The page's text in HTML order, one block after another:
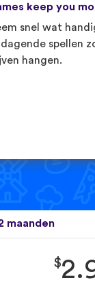
keep you
snel wat
spellen
hangen.
maanden
$